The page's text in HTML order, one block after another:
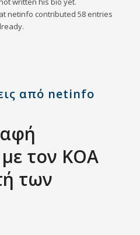
netinfo contributed 58 entries
από netinfo
τον ΚΟΑ
των